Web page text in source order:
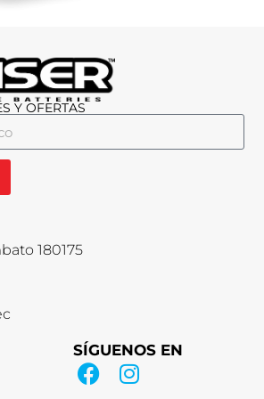
Y OFERTAS
180175
SÍGUENOS EN